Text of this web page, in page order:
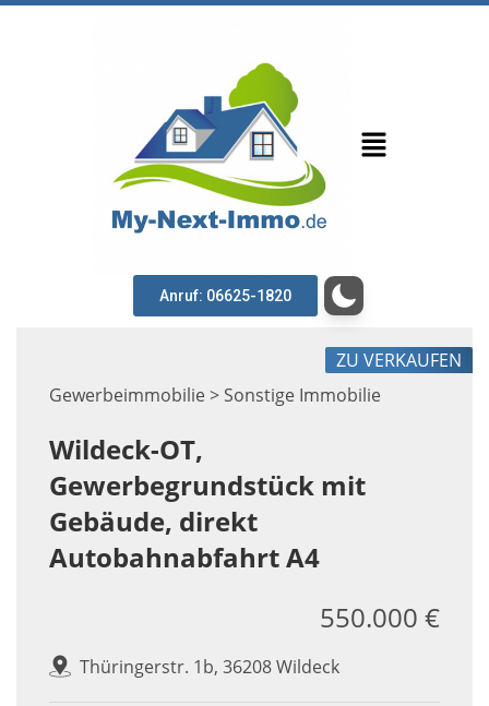
Anruf: 06625-1820
Gewerbeimmobilie > Sonstige Immobilie
ZU VERKAUFEN
Wildeck-OT,
Gewerbegrundstück mit
Gebäude, direkt
Autobahnabfahrt A4
Thüringerstr. 1b, 36208 Wildeck
550.000 €